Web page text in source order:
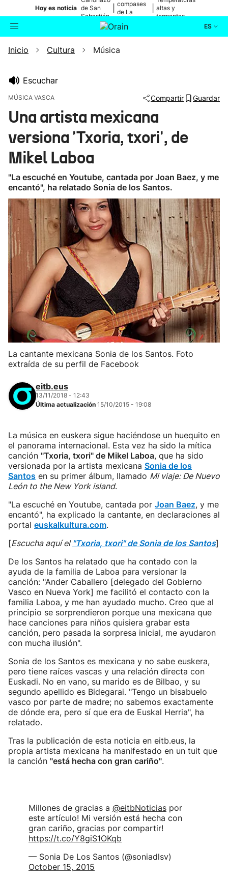
Hoy es noticia de San
Sebastián
compases
de La
altas y
tormentas
ES
Buscador Actualidad
Ikusmiran
Inicio Cultura Música
Escuchar
MÚSICA VASCA Compartir Guardar
Una artista mexicana
versiona 'Txoria, txori', de
Mikel Laboa
"La escuché en Youtube, cantada por Joan Baez, y me
encantó", ha relatado Sonia de los Santos.
La cantante mexicana Sonia de los Santos. Foto
extraída de su perfil de Facebook
eitb.eus
13/11/2018 - 12:43
Última actualización 15/10/2015 - 19:08
La música en euskera sigue haciéndose un huequito en
el panorama internacional. Esta vez ha sido la mítica
canción "Txoria, txori" de Mikel Laboa, que ha sido
versionada por la artista mexicana Sonia de los
Santos en su primer álbum, llamado Mi viaje: De Nuevo
León to the New York island.
"La escuché en Youtube, cantada por Joan Baez, y me
encantó", ha explicado la cantante, en declaraciones al
portal euskalkultura.com.
[Escucha aquí el "Txoria, txori" de Sonia de los Santos]
De los Santos ha relatado que ha contado con la
ayuda de la familia de Laboa para versionar la
canción: "Ander Caballero [delegado del Gobierno
Vasco en Nueva York] me facilitó el contacto con la
familia Laboa, y me han ayudado mucho. Creo que al
principio se sorprendieron porque una mexicana que
hace canciones para niños quisiera grabar esta
canción, pero pasada la sorpresa inicial, me ayudaron
con mucha ilusión".
Sonia de los Santos es mexicana y no sabe euskera,
pero tiene raíces vascas y una relación directa con
Euskadi. No en vano, su marido es de Bilbao, y su
segundo apellido es Bidegarai. "Tengo un bisabuelo
vasco por parte de madre; no sabemos exactamente
de dónde era, pero sí que era de Euskal Herria", ha
relatado.
Tras la publicación de esta noticia en eitb.eus, la
propia artista mexicana ha manifestado en un tuit que
la canción "está hecha con gran cariño".
Millones de gracias a @eitbNoticias por
este artículo! Mi versión está hecha con
gran cariño, gracias por compartir!
https://t.co/Y8giS1OKqb
— Sonia De Los Santos (@soniadlsv)
October 15, 2015